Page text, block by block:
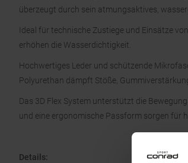
überzeugt durch sein atmungsaktives,
Ideal für technische Zustiege und Einsätze
erhöhen die Wasserdichtigkeit.
Hochwertiges Leder und schützende
Polyurethan dämpft Stöße,
Das 3D Flex System unterstützt die
und eine ergonomische Passform sorgen für
Details: